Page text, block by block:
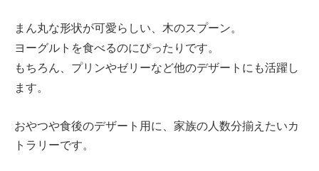
まん丸な形状が可愛らしい、木のスプーン。
ヨーグルトを食べるのにぴったりです。
もちろん、プリンやゼリーなど他のデザートにも活躍し
ます。
おやつや食後のデザート用に、家族の人数分揃えたいカ
トラリーです。